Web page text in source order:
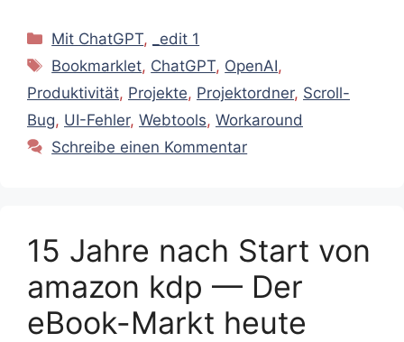
Kategorien
Mit ChatGPT,
_edit 1
Schlagwörter
Bookmarklet, ChatGPT, OpenAI,
Produktivität, Projekte, Projektordner, Scroll-
Bug, UI-Fehler, Webtools, Workaround
Schreibe einen Kommentar
15 Jahre nach Start von
amazon kdp — Der
eBook-Markt heute